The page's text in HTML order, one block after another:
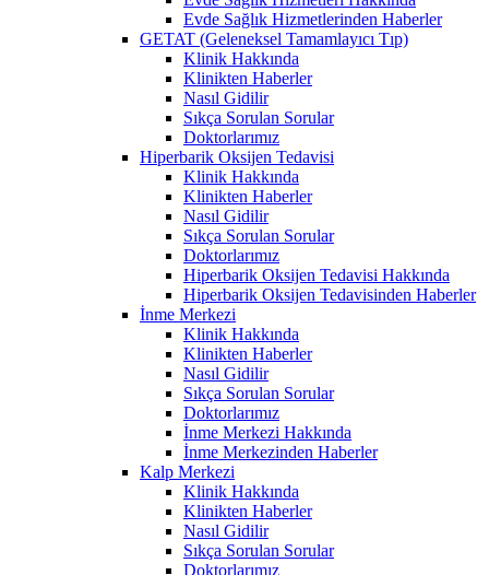
Evde Sağlık Hizmetlerinden Haberler
GETAT (Geleneksel Tamamlayıcı Tıp)
Klinik Hakkında
Klinikten Haberler
Nasıl Gidilir
Sıkça Sorulan Sorular
Doktorlarımız
Hiperbarik Oksijen Tedavisi
Klinik Hakkında
Klinikten Haberler
Nasıl Gidilir
Sıkça Sorulan Sorular
Doktorlarımız
Hiperbarik Oksijen Tedavisi Hakkında
Hiperbarik Oksijen Tedavisinden Haberler
İnme Merkezi
Klinik Hakkında
Klinikten Haberler
Nasıl Gidilir
Sıkça Sorulan Sorular
Doktorlarımız
İnme Merkezi Hakkında
İnme Merkezinden Haberler
Kalp Merkezi
Klinik Hakkında
Klinikten Haberler
Nasıl Gidilir
Sıkça Sorulan Sorular
Doktorlarımız